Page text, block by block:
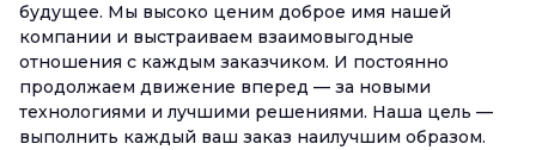
будущее. Мы высоко ценим доброе имя нашей
компании и выстраиваем взаимовыгодные
отношения с каждым заказчиком. И постоянно
продолжаем движение вперед — за новыми
технологиями и лучшими решениями. Наша цель —
выполнить каждый ваш заказ наилучшим образом.